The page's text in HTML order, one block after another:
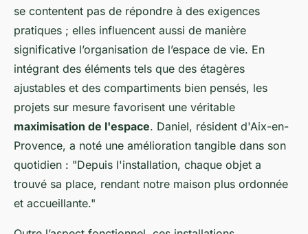
se contentent pas de répondre à des exigences
pratiques ; elles influencent aussi de manière
significative l’organisation de l’espace de vie. En
intégrant des éléments tels que des étagères
ajustables et des compartiments bien pensés, les
projets sur mesure favorisent une véritable
maximisation de l'espace. Daniel, résident d'Aix-en-
Provence, a noté une amélioration tangible dans son
quotidien : "Depuis l'installation, chaque objet a
trouvé sa place, rendant notre maison plus ordonnée
et accueillante."